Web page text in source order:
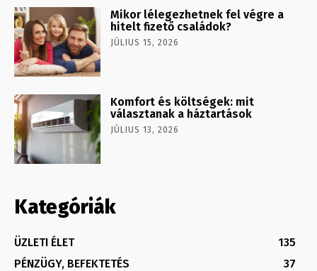
Mikor lélegezhetnek fel végre a
hitelt fizető családok?
JÚLIUS 15, 2026
Komfort és költségek: mit
választanak a háztartások
JÚLIUS 13, 2026
Kategóriák
ÜZLETI ÉLET
135
PÉNZÜGY, BEFEKTETÉS
37